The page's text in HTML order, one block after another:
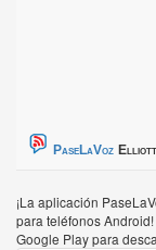
PaseLaVoz
¡La aplicación
para teléfonos
Google Play para